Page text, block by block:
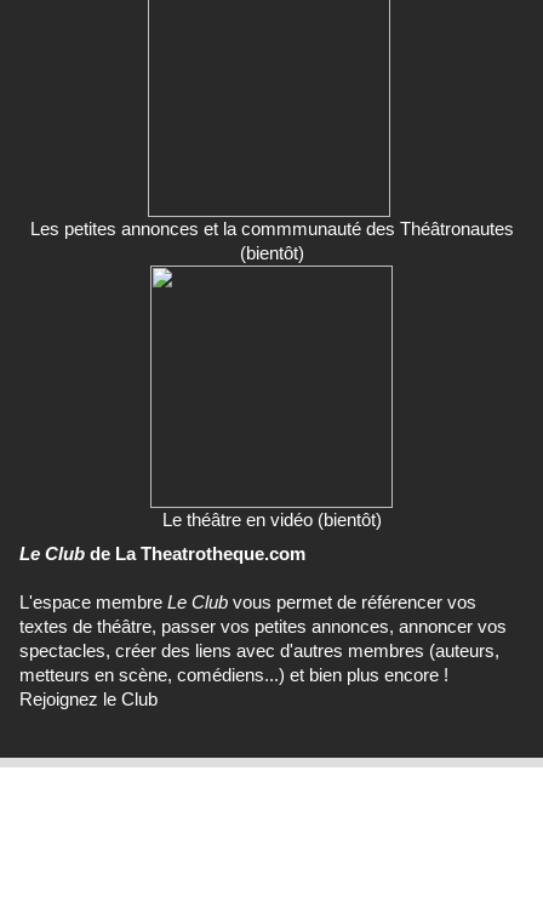
Les petites annonces et la commmunauté des Théâtronautes
(bientôt)
Le théâtre en vidéo (bientôt)
Le Club de La Theatrotheque.com
L'espace membre Le Club vous permet de référencer vos
textes de théâtre, passer vos petites annonces, annoncer vos
spectacles, créer des liens avec d'autres membres (auteurs,
metteurs en scène, comédiens...) et bien plus encore !
Rejoignez le Club